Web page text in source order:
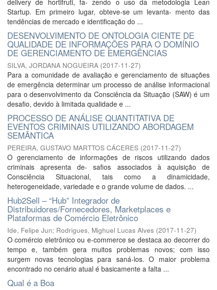
delivery de hortifruti, fa- zendo o uso da metodologia Lean
Startup. Em primeiro lugar, obteve-se um levanta- mento das
tendências de mercado e identificação do ...
DESENVOLVIMENTO DE ONTOLOGIA CIENTE DE
QUALIDADE DE INFORMAÇÕES PARA O DOMÍNIO
DE GERENCIAMENTO DE EMERGÊNCIAS
SILVA, JORDANA NOGUEIRA (2017-11-27)
Para a comunidade de avaliação e gerenciamento de situações
de emergência determinar um processo de análise informacional
para o desenvolvimento da Consciência da Situação (SAW) é um
desafio, devido à limitada qualidade e ...
PROCESSO DE ANÁLISE QUANTITATIVA DE
EVENTOS CRIMINAIS UTILIZANDO ABORDAGEM
SEMÂNTICA
PEREIRA, GUSTAVO MARTTOS CÁCERES (2017-11-27)
O gerenciamento de informações de riscos utilizando dados
criminais apresenta de- safios associados à aquisição de
Consciência Situacional, tais como a dinamicidade,
heterogeneidade, variedade e o grande volume de dados. ...
Hub2Sell – “Hub” Integrador de
Distribuidores/Fornecedores, Marketplaces e
Plataformas de Comércio Eletrônico
Ide, Felipe Jun; Rodrigues, Mighuel Lucas Alves (2017-11-27)
O comércio eletrônico ou e-commerce se destaca ao decorrer do
tempo e, também gera muitos problemas novos; com isso
surgem novas tecnologias para saná-los. O maior problema
encontrado no cenário atual é basicamente a falta ...
Qual é a Boa